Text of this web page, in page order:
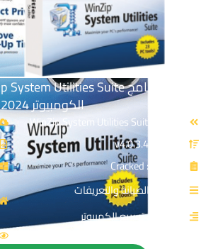
الكومبيوتر 2024
الترخيص: Cracked
القسم: الصيانة والتعريفات
التصنيف: تسريع الكمبيوتر